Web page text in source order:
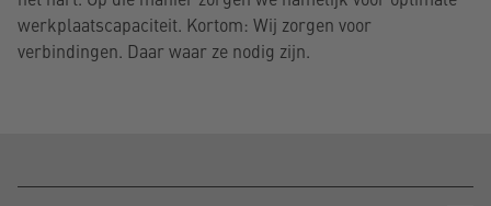
werkplaatscapaciteit. Kortom: Wij zorgen voor
verbindingen. Daar waar ze nodig zijn.